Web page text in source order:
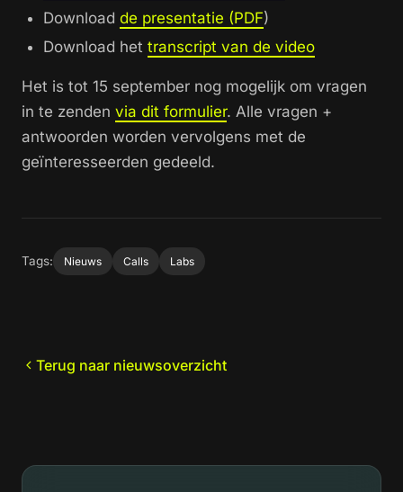
Download de presentatie (PDF)
Download het transcript van de video
Het is tot 15 september nog mogelijk om vragen
in te zenden via dit formulier. Alle vragen +
antwoorden worden vervolgens met de
geïnteresseerden gedeeld.
Tags: Nieuws Calls Labs
Terug naar nieuwsoverzicht